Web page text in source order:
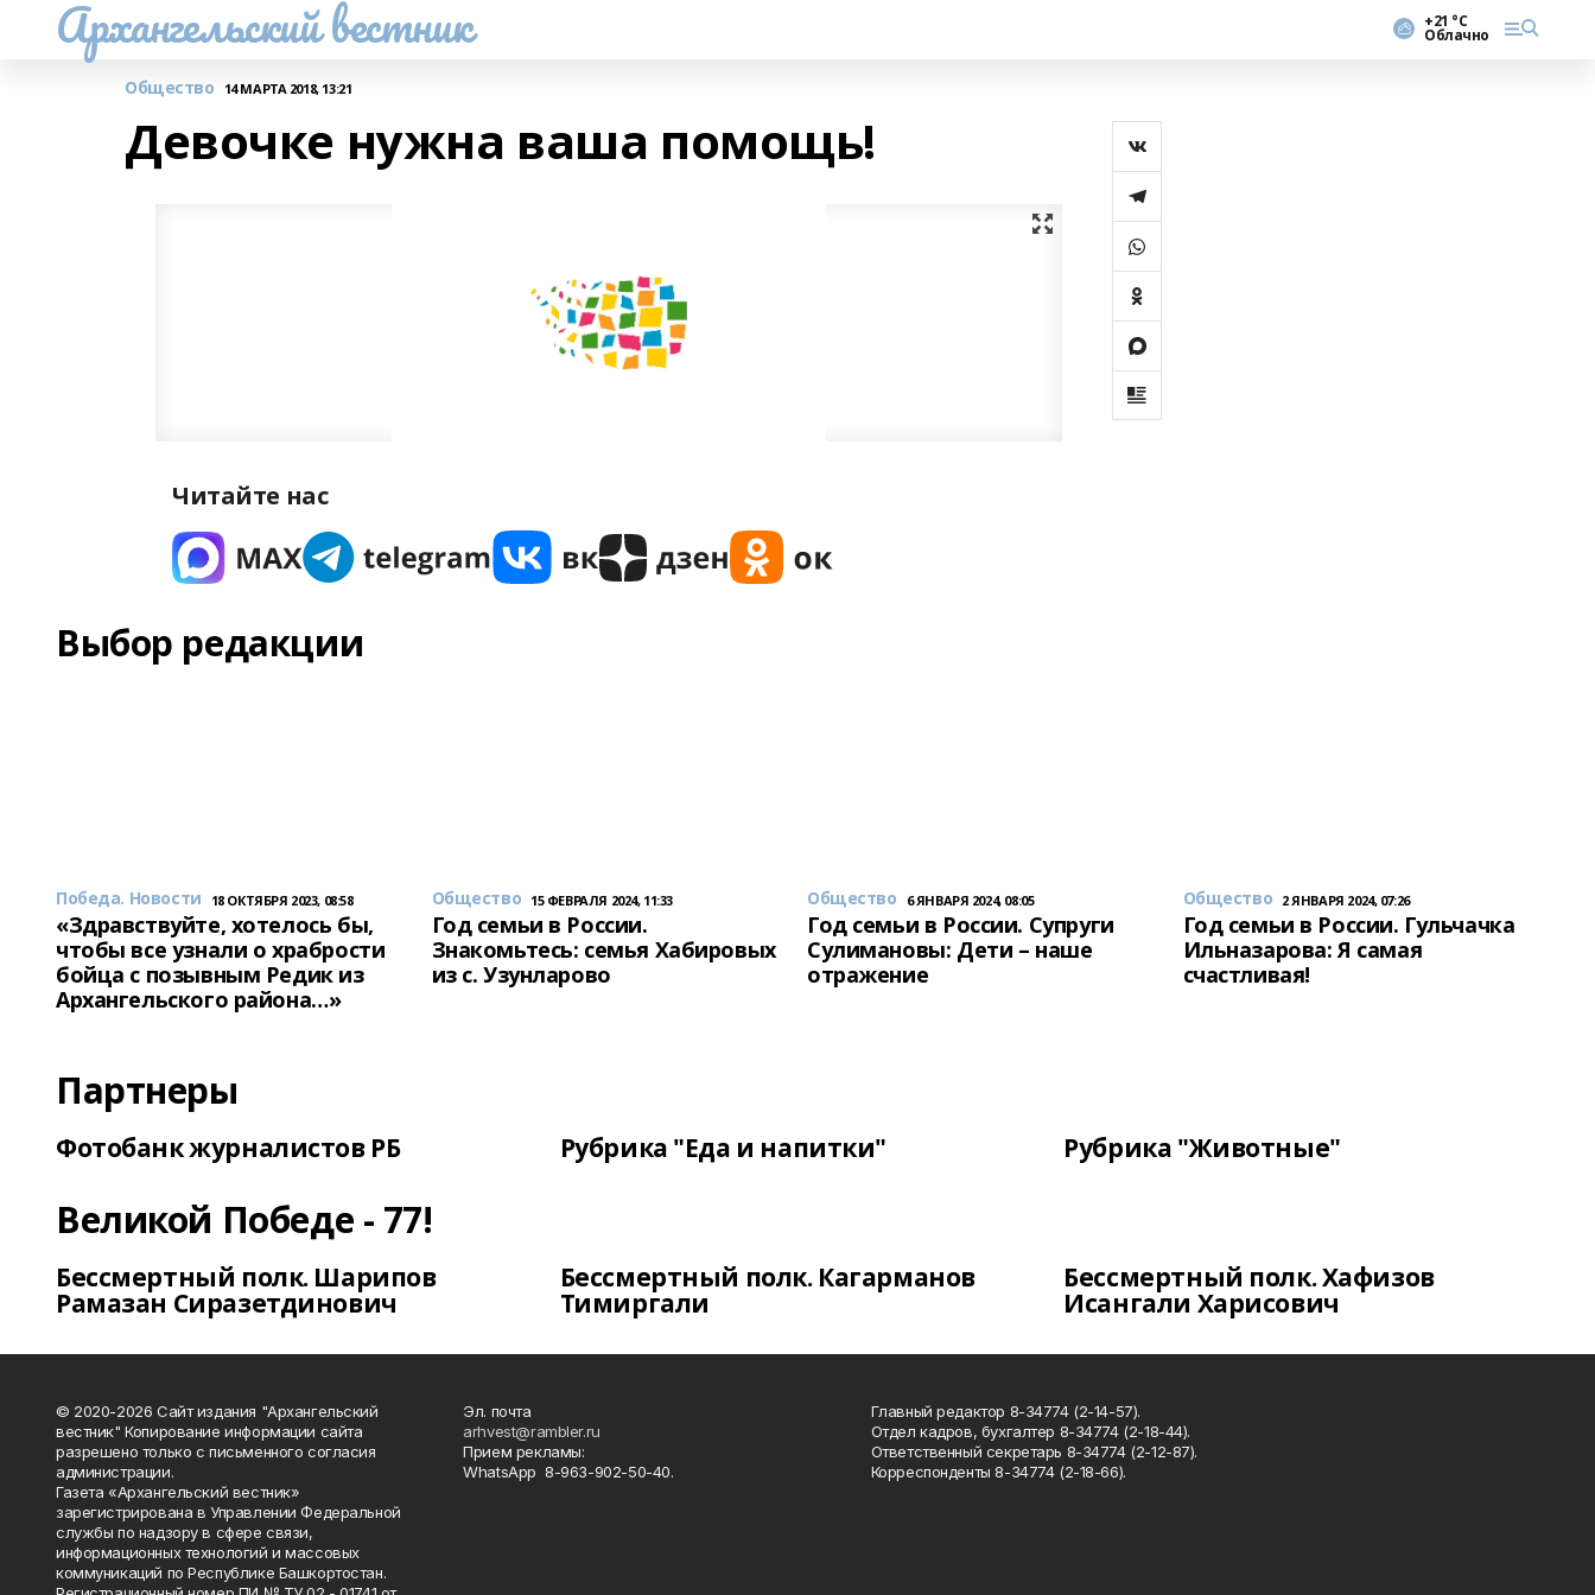
Архангельский вестник +21 °С
Облачно
Общество 14 МАРТА 2018, 13:21
Девочке нужна ваша помощь!
Читайте нас
Выбор редакции
Победа. Новости 18 ОКТЯБРЯ 2023, 08:58
«Здравствуйте, хотелось бы,
чтобы все узнали о храбрости
бойца с позывным Редик из
Архангельского района…»
Общество 15 ФЕВРАЛЯ 2024, 11:33
Год семьи в России.
Знакомьтесь: семья Хабировых
из с. Узунларово
Общество 6 ЯНВАРЯ 2024, 08:05
Год семьи в России. Супруги
Сулимановы: Дети – наше
отражение
Общество 2 ЯНВАРЯ 2024, 07:26
Год семьи в России. Гульчачка
Ильназарова: Я самая
счастливая!
Партнеры
Фотобанк журналистов РБ Рубрика "Еда и напитки" Рубрика "Животные"
Великой Победе - 77!
Бессмертный полк. Шарипов
Рамазан Сиразетдинович
Бессмертный полк. Кагарманов
Тимиргали
Бессмертный полк. Хафизов
Исангали Харисович
© 2020-2026 Сайт издания "Архангельский
вестник" Копирование информации сайта
разрешено только с письменного согласия
администрации.
Газета «Архангельский вестник»
зарегистрирована в Управлении Федеральной
службы по надзору в сфере связи,
информационных технологий и массовых
коммуникаций по Республике Башкортостан.
Эл. почта
arhvest@rambler.ru
Прием рекламы:
WhatsApp 8-963-902-50-40.
Главный редактор 8-34774 (2-14-57).
Отдел кадров, бухгалтер 8-34774 (2-18-44).
Ответственный секретарь 8-34774 (2-12-87).
Корреспонденты 8-34774 (2-18-66).